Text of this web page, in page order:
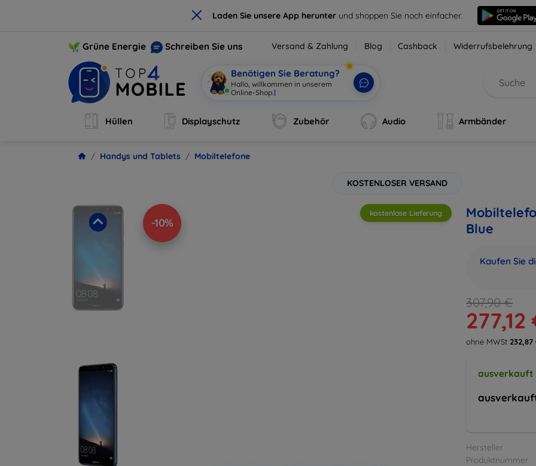
× Laden Sie unsere App herunter und shoppen Sie noch einfacher.
Grüne Energie Schreiben Sie uns Versand & Zahlung Blog Cashback Widerrufsbelehrung
Benötigen Sie Beratung?
Hallo|
Hüllen Displayschutz Zubehör Audio Armbänder
Handys und Tablets Mobiltelefone
KOSTENLOSER VERSAND
-10%
kostenlose Lieferung
Blue
Kaufen Sie
307,90 €
277,12
ohne MWSt 232,87
ausverkauft
Hersteller
Produktnummer